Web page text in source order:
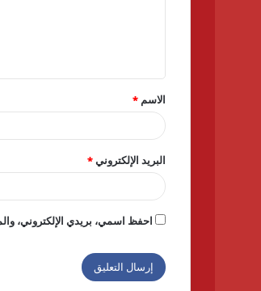
ق
*
الاسم *
البريد الإلكتروني*
احفظ اسمي، بريدي الإلكتروني،